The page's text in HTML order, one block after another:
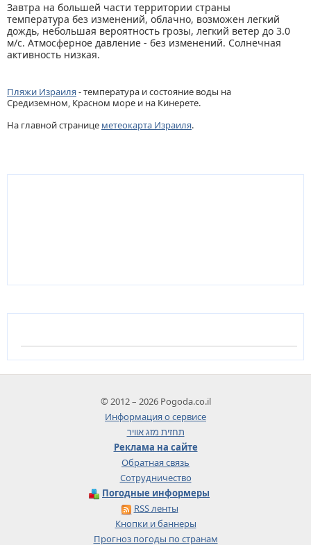
Завтра на большей части территории страны
температура без изменений, облачно, возможен легкий
дождь, небольшая вероятность грозы, легкий ветер до 3.0
м/с. Атмосферное давление - без изменений. Солнечная
активность низкая.
Пляжи Израиля- температура и состояние воды на
Средиземном, Красном море и на Кинерете.
На главной странице метеокарта Израиля.
© 2012 – 2026 Pogoda.co.il
Информация о сервисе
תחזית מזג אוויר
Реклама на сайте
Обратная связь
Сотрудничество
Погодные информеры
RSS ленты
Кнопки и баннеры
Прогноз погоды по странам